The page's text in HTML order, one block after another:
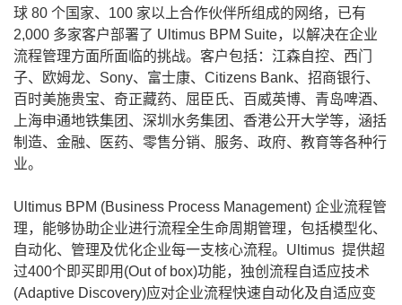
球 80 个国家、100 家以上合作伙伴所组成的网络，已有
2,000 多家客户部署了 Ultimus BPM Suite，以解决在企业
流程管理方面所面临的挑战。客户包括：江森自控、西门
子、欧姆龙、Sony、富士康、Citizens Bank、招商银行、
百时美施贵宝、奇正藏药、屈臣氏、百威英博、青岛啤酒、
上海申通地铁集团、深圳水务集团、香港公开大学等，涵括
制造、金融、医药、零售分销、服务、政府、教育等各种行
业。
Ultimus BPM (Business Process Management) 企业流程管
理，能够协助企业进行流程全生命周期管理，包括模型化、
自动化、管理及优化企业每一支核心流程。Ultimus 提供超
过400个即买即用(Out of box)功能，独创流程自适应技术
(Adaptive Discovery)应对企业流程快速自动化及自适应变